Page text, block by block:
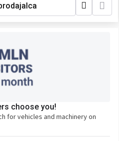
choose you!
for vehicles and machinery on